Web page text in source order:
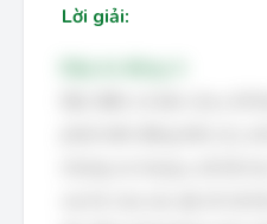
Lời giải: